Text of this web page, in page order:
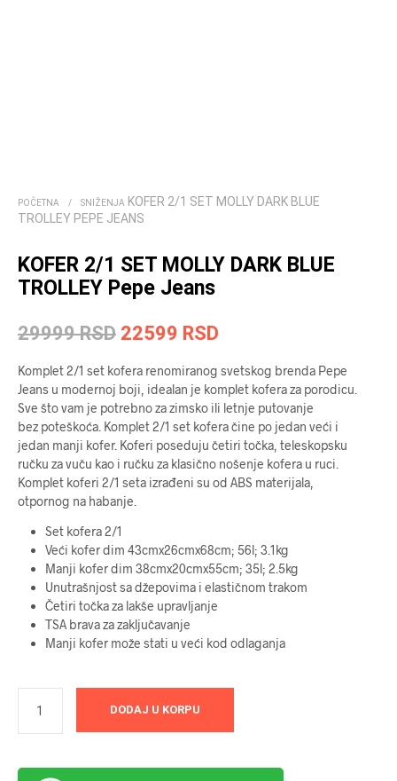
POČETNA / SNIŽENJA KOFER 2/1 SET MOLLY DARK BLUE
TROLLEY PEPE JEANS
KOFER 2/1 SET MOLLY DARK BLUE
TROLLEY Pepe Jeans
29999RSD Originalna
cena
je
bila:
29999 RSD.
22599 RSD
cena
je:
22599 RSD.
Komplet 2/1 set kofera renomiranog svetskog brenda Pepe
Jeans u modernoj boji, idealan je komplet kofera za porodicu.
Sve što vam je potrebno za zimsko ili letnje putovanje
bez poteškoća. Komplet 2/1 set kofera čine po jedan veći i
jedan manji kofer. Koferi poseduju četiri točka, teleskopsku
ručku za vuču kao i ručku za klasično nošenje kofera u ruci.
Komplet koferi 2/1 seta izrađeni su od ABS materijala,
otpornog na habanje.
Set kofera 2/1
Veći kofer dim 43cmx26cmx68cm; 56l; 3.1kg
Manji kofer dim 38cmx20cmx55cm; 35l; 2.5kg
Unutrašnjost sa džepovima i elastičnom trakom
Četiri točka za lakše upravljanje
TSA brava za zaključavanje
Manji kofer može stati u veći kod odlaganja
DODAJ U KORPU